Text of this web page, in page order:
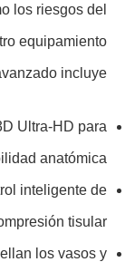
los riesgos del
equipamiento
incluye:
Ultra-HD para
anatómica.
inteligente de
tisular.
los vasos y